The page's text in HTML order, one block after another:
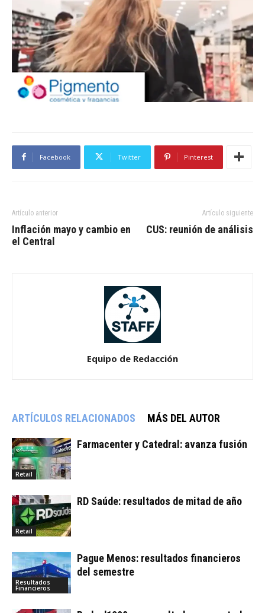
Facebook Twitter Pinterest
Artículo anterior
Inflación mayo y cambio en
el Central
Artículo siguiente
CUS: reunión de análisis
Equipo de Redacción
ARTÍCULOS RELACIONADOS MÁS DEL AUTOR
Retail
Farmacenter y Catedral: avanza fusión
Retail
RD Saúde: resultados de mitad de año
Resultados
Financieros
Pague Menos: resultados financieros
del semestre